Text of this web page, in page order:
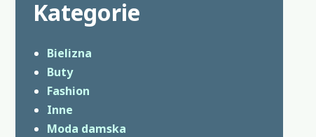
Kategorie
Bielizna
Buty
Fashion
Inne
Moda damska